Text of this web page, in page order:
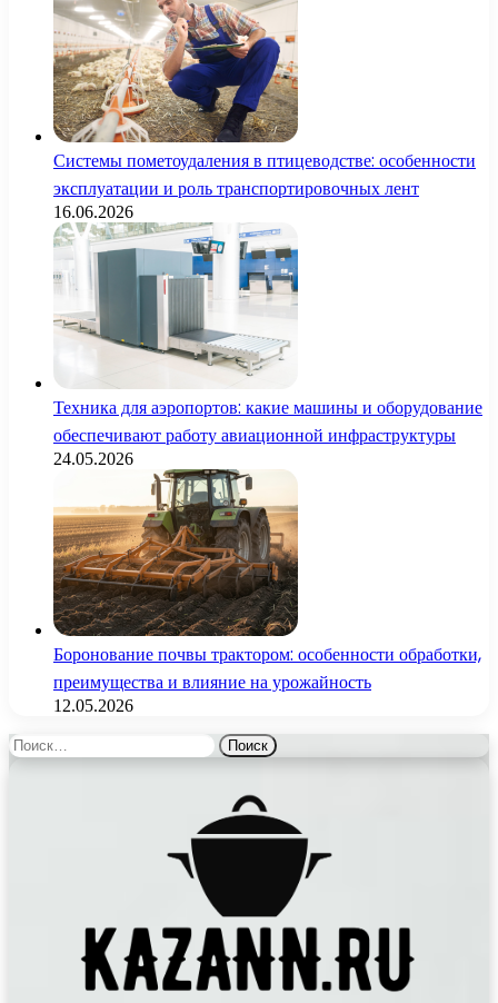
Системы пометоудаления в птицеводстве: особенности
эксплуатации и роль транспортировочных лент
16.06.2026
Техника для аэропортов: какие машины и оборудование
обеспечивают работу авиационной инфраструктуры
24.05.2026
Боронование почвы трактором: особенности обработки,
преимущества и влияние на урожайность
12.05.2026
Найти: